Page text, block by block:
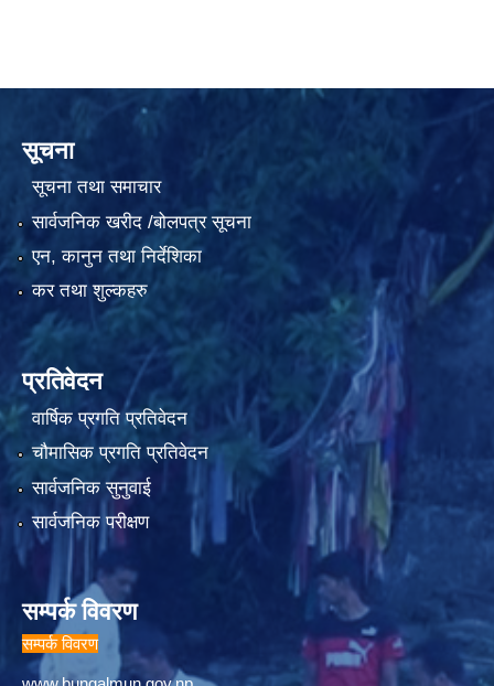
सूचना
सूचना तथा समाचार
सार्वजनिक खरीद /बोलपत्र सूचना
एन, कानुन तथा निर्देशिका
कर तथा शुल्कहरु
प्रतिवेदन
वार्षिक प्रगति प्रतिवेदन
चौमासिक प्रगति प्रतिवेदन
सार्वजनिक सुनुवाई
सार्वजनिक परीक्षण
सम्पर्क विवरण
सम्पर्क विवरण